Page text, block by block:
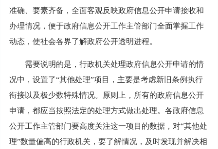
准确、要素齐备，全面客观反映政府信息公开申请接收和
办理情况，便于政府信息公开工作主管部门全面掌握工作
动态，使社会各界了解政府公开透明进程。
需要说明的是，行政机关处理政府信息公开申请的情
况中，设置了“其他处理”项目，主要是考虑新旧条例执行
衔接以及极少数特殊情况。原则上，所有的政府信息公开
申请，都应当按照法定的处理方式做出处理。各政府信息
公开工作主管部门要高度关注这一项目的数据，对“其他处
理”数量偏高的行政机关，要了解情况，及时发现并解决相